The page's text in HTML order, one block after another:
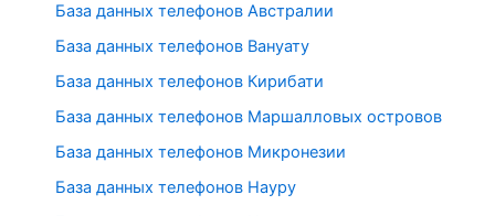
База данных телефонов Австралии
База данных телефонов Вануату
База данных телефонов Кирибати
База данных телефонов Маршалловых островов
База данных телефонов Микронезии
База данных телефонов Науру